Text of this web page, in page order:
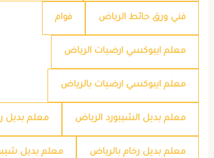
فني ورق حائط الرياض فوام
معلم ايبوكسي ارضيات الرياض
معلم ايبوكسي ارضيات بالرياض
معلم بديل الشيبورد الرياض معلم بديل
معلم بديل رخام بالرياض معلم بديل